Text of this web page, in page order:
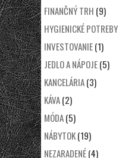
FINANČNÝ TRH (9)
HYGIENICKÉ POTREBY
INVESTOVANIE(1)
JEDLO A NÁPOJE(5)
KANCELÁRIA(3)
KÁVA(2)
MÓDA(5)
NÁBYTOK(19)
NEZARADENÉ(4)